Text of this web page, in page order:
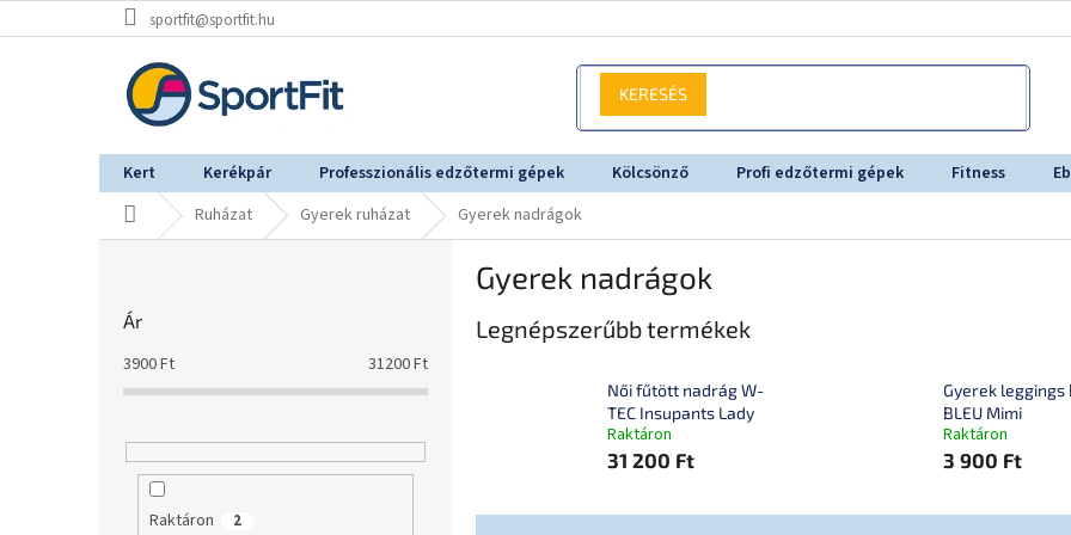
a
sportfit@sportfit.hu
Kert Kerékpár Professzionális edzőtermi gépek Kölcsönző Profi edzőtermi gépek Fitness
KezdőlapRuházat Gyerek ruházat Gyerek nadrágok
Ár
3900Ft 31200Ft
Raktáron 2
Gyerek nadrágok
Legnépszerűbb termékek
Női fűtött nadrág W-
TEC Insupants Lady
Raktáron
31 200 Ft
Gyerek leggings
BLEU Mimi
Raktáron
3 900 Ft